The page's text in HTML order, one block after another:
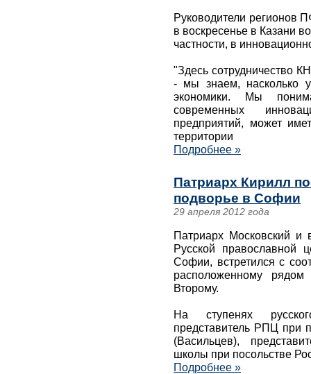
Руководители регионов
в воскресенье в Казани
частности, в
"Здесь сотрудничество
- мы знаем, насколько
экономики. Мы
современных
предприятий, может
территории
Подробнее »
Патриарх Кирилл
подворье в Софии
29 апреля 2012 года
Патриарх Московский и
Русской православной
Софии, встретился с
расположенному рядом
Второму.
На ступенях
представитель РПЦ при
(Васильцев),
школы при посольстве
Подробнее »